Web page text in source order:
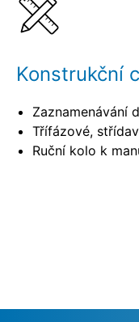
Kombinovatelné
Související produkty
Konstrukční
Zaznamenávání
Třífázové,
Ruční kolo k